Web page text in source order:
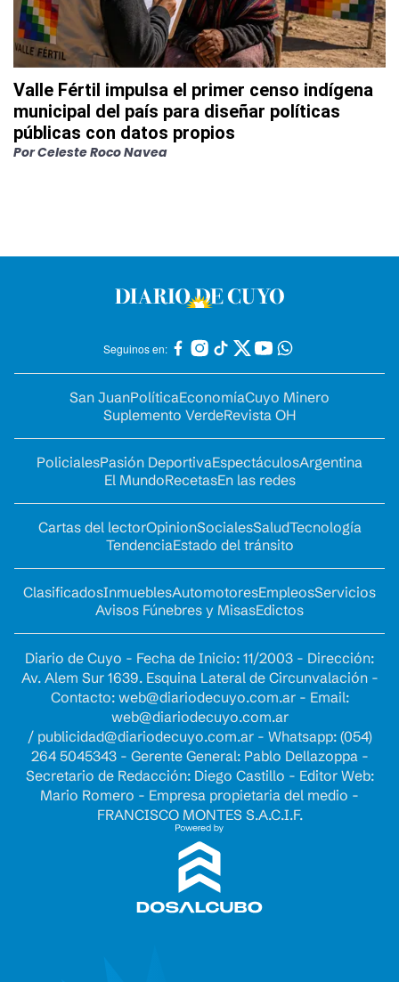
Valle Fértil impulsa el primer censo indígena
municipal del país para diseñar políticas
públicas con datos propios
PorCeleste Roco Navea
Seguinos en:
San JuanPolíticaEconomíaCuyo Minero
Suplemento VerdeRevista OH
PolicialesPasión DeportivaEspectáculosArgentina
El MundoRecetasEn las redes
Cartas del lectorOpinionSocialesSaludTecnología
TendenciaEstado del tránsito
ClasificadosInmueblesAutomotoresEmpleosServicios
Avisos Fúnebres y MisasEdictos
Diario de Cuyo - Fecha de Inicio: 11/2003 - Dirección:
Av. Alem Sur 1639. Esquina Lateral de Circunvalación -
Contacto: web@diariodecuyo.com.ar- Email:
web@diariodecuyo.com.ar
/ publicidad@diariodecuyo.com.ar- Whatsapp: (054)
264 5045343 - Gerente General: Pablo Dellazoppa -
Secretario de Redacción: Diego Castillo - Editor Web:
Mario Romero - Empresa propietaria del medio -
FRANCISCO MONTES S.A.C.I.F.